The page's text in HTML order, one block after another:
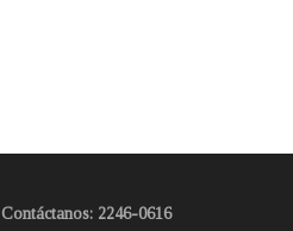
Contáctanos: 2246-0616